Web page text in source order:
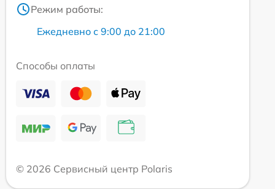
Режим работы:
Ежедневно с 9:00 до 21:00
Способы оплаты
© 2026 Сервисный центр Polaris